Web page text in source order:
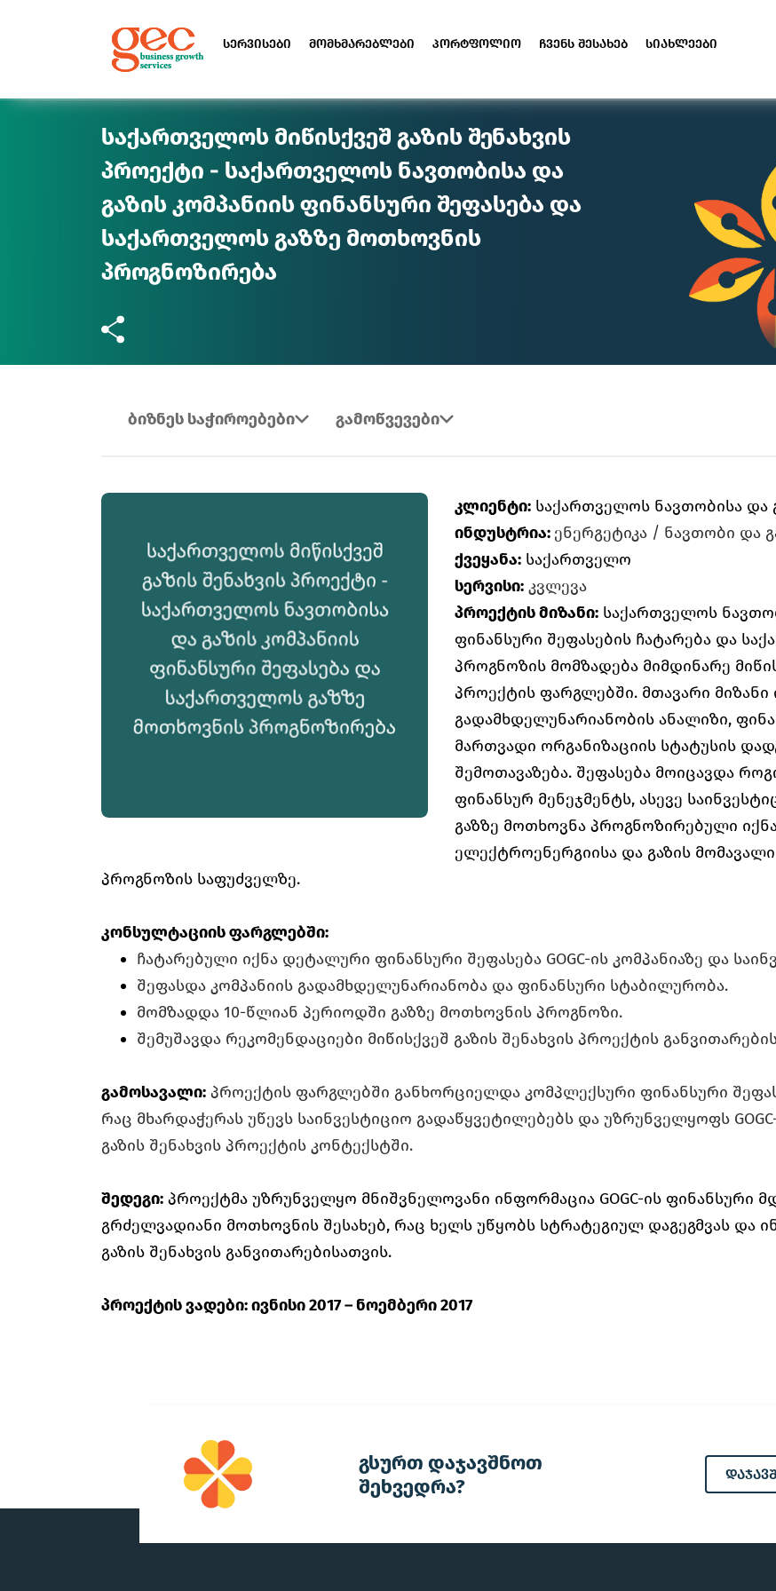
სერვისები მომხმარებლები პორტფოლიო ჩვენს შესახებ სიახლეები
საქართველოს მიწისქვეშ გაზის შენახვის
პროექტი - საქართველოს ნავთობისა და
გაზის კომპანიის ფინანსური შეფასება და
საქართველოს გაზზე მოთხოვნის
პროგნოზირება
ბიზნეს საჭიროებები გამოწვევები
კლიენტი: საქართველოს ნავთობისა და
ინდუსტრია: ენერგეტიკა / ნავთობი და
ქვეყანა: საქართველო
სერვისი: კვლევა
პროექტის მიზანი: საქართველოს
ფინანსური შეფასების ჩატარება და
პროგნოზის მომზადება მიმდინარე
პროექტის ფარგლებში. მთავარი მიზანი
გადამხდელუნარიანობის ანალიზი,
მართვადი ორგანიზაციის სტატუსის
შემოთავაზება. შეფასება მოიცავდა
ფინანსურ მენეჯმენტს, ასევე
გაზზე მოთხოვნა პროგნოზირებული
ელექტროენერგიისა და გაზის
პროგნოზის საფუძველზე.
კონსულტაციის ფარგლებში:
ჩატარებული იქნა დეტალური ფინანსური შეფასება GOGC-ის კომპანიაზე და
შეფასდა კომპანიის გადამხდელუნარიანობა და ფინანსური სტაბილურობა.
მომზადდა 10-წლიან პერიოდში გაზზე მოთხოვნის პროგნოზი.
შემუშავდა რეკომენდაციები მიწისქვეშ გაზის შენახვის პროექტის
გამოსავალი: პროექტის ფარგლებში განხორციელდა კომპლექსური ფინანსური
რაც მხარდაჭერას უწევს საინვესტიციო გადაწყვეტილებებს და უზრუნველყოფს
გაზის შენახვის პროექტის კონტექსტში.
შედეგი: პროექტმა უზრუნველყო მნიშვნელოვანი ინფორმაცია GOGC-ის ფინანსური
გრძელვადიანი მოთხოვნის შესახებ, რაც ხელს უწყობს სტრატეგიულ დაგეგმვას და
გაზის შენახვის განვითარებისათვის.
პროექტის ვადები: ივნისი 2017 – ნოემბერი 2017
გსურთ დაჯავშნოთ
შეხვედრა?